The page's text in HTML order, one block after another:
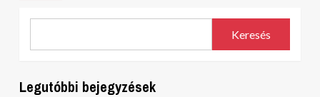
Keresés
Legutóbbi bejegyzések